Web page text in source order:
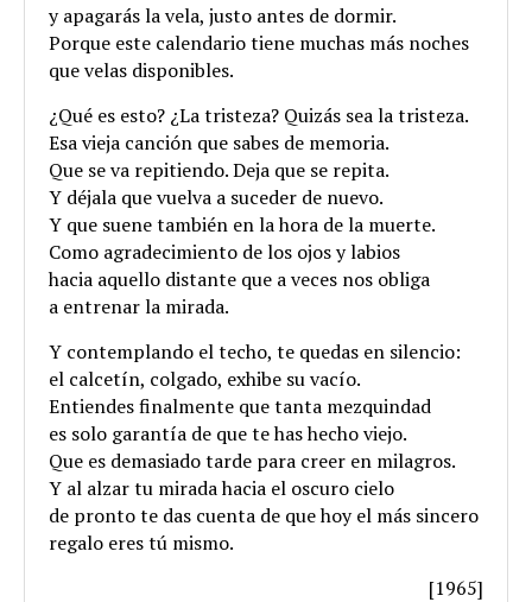
y apagarás la vela, justo antes de dormir.
Porque este calendario tiene muchas más noches
que velas disponibles.
¿Qué es esto? ¿La tristeza? Quizás sea la tristeza.
Esa vieja canción que sabes de memoria.
Que se va repitiendo. Deja que se repita.
Y déjala que vuelva a suceder de nuevo.
Y que suene también en la hora de la muerte.
Como agradecimiento de los ojos y labios
hacia aquello distante que a veces nos obliga
a entrenar la mirada.
Y contemplando el techo, te quedas en silencio:
el calcetín, colgado, exhibe su vacío.
Entiendes finalmente que tanta mezquindad
es solo garantía de que te has hecho viejo.
Que es demasiado tarde para creer en milagros.
Y al alzar tu mirada hacia el oscuro cielo
de pronto te das cuenta de que hoy el más sincero
regalo eres tú mismo.
[1965]